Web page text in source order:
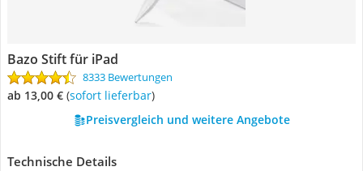
Bazo Stift für iPad
8333 Bewertungen
ab 13,00 € ( Sofort lieferbar)
Preisvergleich und weitere Angebote
Technische Details